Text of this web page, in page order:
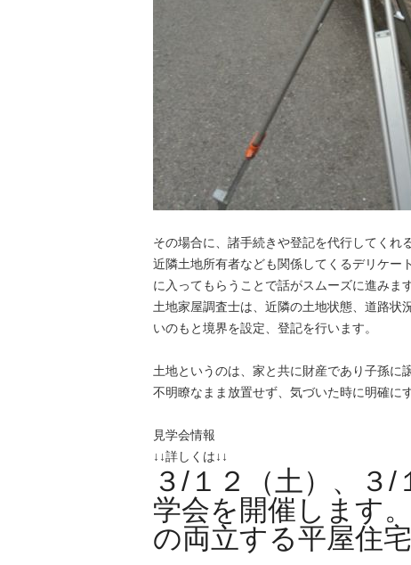
その場合に、諸手続きや登記を代行してくれ
近隣土地所有者なども関係してくるデリケー
に入ってもらうことで話がスムーズに進みます
土地家屋調査士は、近隣の土地状態、道路状
いのもと境界を設定、登記を行います。
土地というのは、家と共に財産であり子孫に
不明瞭なまま放置せず、気づいた時に明確に
見学会情報
↓↓詳しくは↓↓
３/１２（土）、３
学会を開催します
の両立する平屋住宅